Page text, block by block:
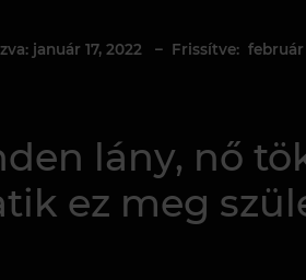
január 17, 2022 – Frissítve: február
lány, nő
ez meg